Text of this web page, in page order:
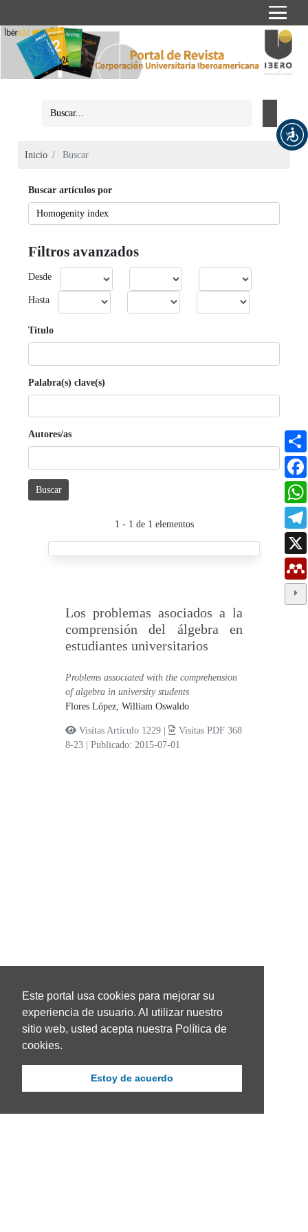
Este portal usa cookies para mejorar su
experiencia de usuario. Al utilizar nuestro
sitio web, usted acepta nuestra Política de
cookies.
Estoy de acuerdo
Inicio Buscar
Buscar artículos por
Filtros avanzados
Desde
Hasta
Título
Palabra(s) clave(s)
Autores/as
Buscar
1 - 1 de 1 elementos
Los problemas asociados a la
comprensión del álgebra en
estudiantes universitarios
Problems associated with the comprehension
of algebra in university students
Flores López, William Oswaldo
Visitas Artículo 1229 |
Visitas PDF 368
8-23
|Publicado: 2015-07-01